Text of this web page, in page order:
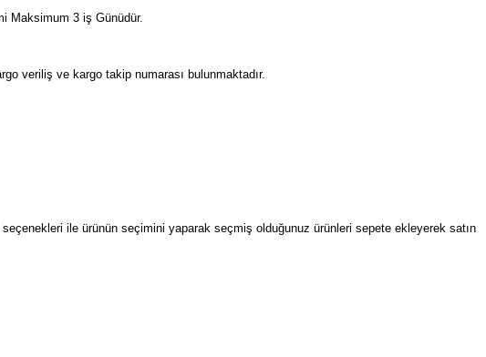
Maksimum 3 iş Günüdür.
veriliş ve kargo takip numarası bulunmaktadır.
ile ürünün seçimini yaparak seçmiş olduğunuz ürünleri sepete ekleyerek satın